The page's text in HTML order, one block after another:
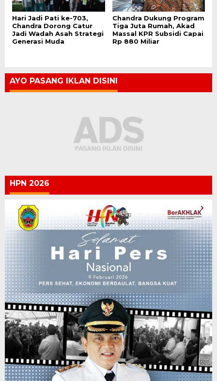
Hari Jadi Pati ke-703,
Chandra Dorong Catur
Jadi Wadah Asah Strategi
Generasi Muda
Chandra Dukung Program
Tiga Juta Rumah, Akad
Massal KPR Subsidi Capai
Rp 880 Miliar
AYO PASANG IKLAN DISINI
HPN 2026